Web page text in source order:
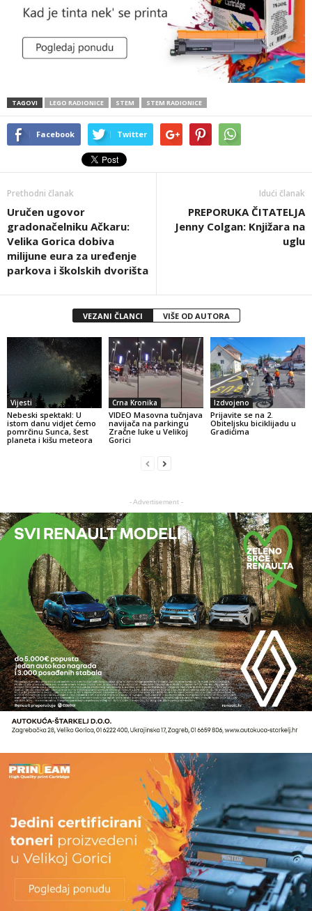
TAGOVI LEGO RADIONICE STEM STEM RADIONICE
Facebook Twitter
Prethodni članak
Uručen ugovor
gradonačelniku Ačkaru:
Velika Gorica dobiva
milijune eura za uređenje
parkova i školskih dvorišta
Idući članak
PREPORUKA ČITATELJA
Jenny Colgan: Knjižara na
uglu
VEZANI ČLANCI VIŠE OD AUTORA
Vijesti
Nebeski spektakl: U
istom danu vidjet ćemo
pomrčinu Sunca, šest
planeta i kišu meteora
Crna Kronika
VIDEO Masovna tučnjava
navijača na parkingu
Zračne luke u Velikoj
Gorici
Izdvojeno
Prijavite se na 2.
Obiteljsku biciklijadu u
Gradićima
- Advertisement -